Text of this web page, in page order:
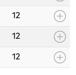
12
12
12